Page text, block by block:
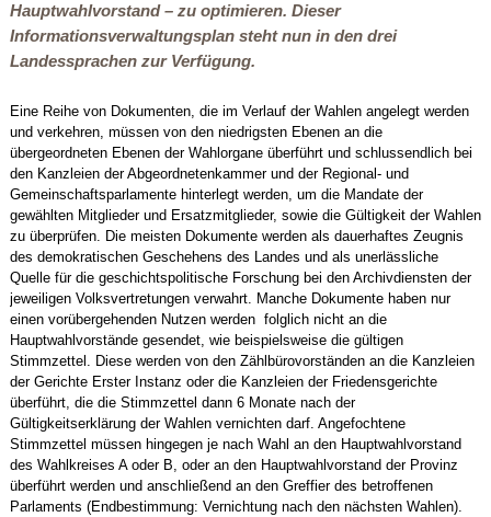
Hauptwahlvorstand – zu optimieren. Dieser
Informationsverwaltungsplan steht nun in den drei
Landessprachen zur Verfügung.
Eine Reihe von Dokumenten, die im Verlauf der Wahlen angelegt werden
und verkehren, müssen von den niedrigsten Ebenen an die
übergeordneten Ebenen der Wahlorgane überführt und schlussendlich bei
den Kanzleien der Abgeordnetenkammer und der Regional- und
Gemeinschaftsparlamente hinterlegt werden, um die Mandate der
gewählten Mitglieder und Ersatzmitglieder, sowie die Gültigkeit der Wahlen
zu überprüfen. Die meisten Dokumente werden als dauerhaftes Zeugnis
des demokratischen Geschehens des Landes und als unerlässliche
Quelle für die geschichtspolitische Forschung bei den Archivdiensten der
jeweiligen Volksvertretungen verwahrt. Manche Dokumente haben nur
einen vorübergehenden Nutzen werden folglich nicht an die
Hauptwahlvorstände gesendet, wie beispielsweise die gültigen
Stimmzettel. Diese werden von den Zählbürovorständen an die Kanzleien
der Gerichte Erster Instanz oder die Kanzleien der Friedensgerichte
überführt, die die Stimmzettel dann 6 Monate nach der
Gültigkeitserklärung der Wahlen vernichten darf. Angefochtene
Stimmzettel müssen hingegen je nach Wahl an den Hauptwahlvorstand
des Wahlkreises A oder B, oder an den Hauptwahlvorstand der Provinz
überführt werden und anschließend an den Greffier des betroffenen
Parlaments (Endbestimmung: Vernichtung nach den nächsten Wahlen).